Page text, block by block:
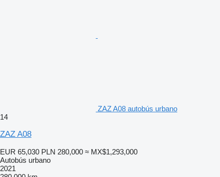
ZAZ A08 autobús urbano
14
ZAZ A08
EUR 65,030 PLN 280,000 ≈ MX$1,293,000
Autobús urbano
2021